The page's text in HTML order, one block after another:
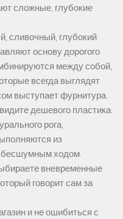
сложные, глубокие
сливочный, глубокий
основу дорогого
между собой,
всегда выглядят
выступает фурнитура.
дешевого пластика:
рога,
из
бесшумным ходом.
вневременные
говорит сам за
и не ошибиться с